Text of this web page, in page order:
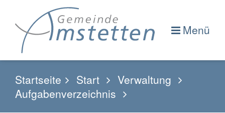
Menü
Startseite Start
Verwaltung
Aufgabenverzeichnis